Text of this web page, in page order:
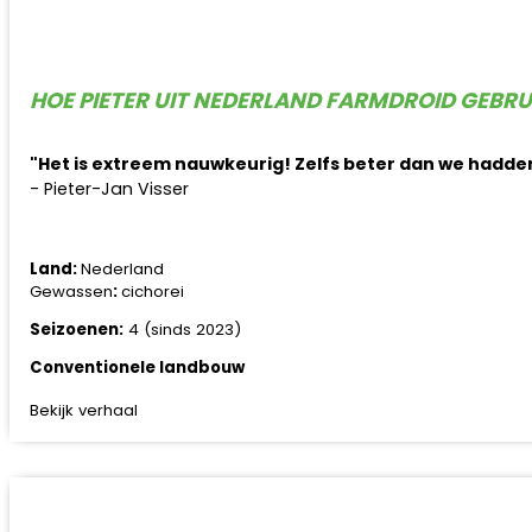
HOE PIETER UIT NEDERLAND FARMDROID
"Het is extreem nauwkeurig! Zelfs beter dan we
- Pieter-Jan Visser
Land:Nederland
Gewassen:cichorei
Seizoenen:4 (sinds 2023)
Conventionele landbouw
Bekijk verhaal